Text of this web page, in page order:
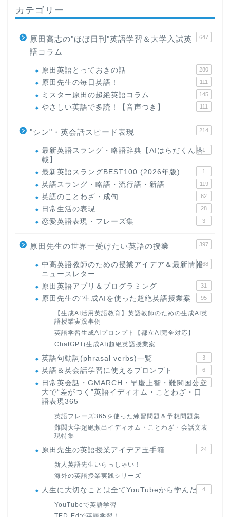
カテゴリー
原田高志の"ほぼ日刊"英語学習＆大学入試英
語コラム
647
原田英語とっておきの話 280
原田先生の毎日英語！ 111
ミスター原田の超絶英語コラム 145
やさしい英語で多読！【音声つき】 111
"シン"・英会話スピード表現 214
最新英語スラング・略語辞典【AIはらだくん搭
載】
1
最新英語スラングBEST100 (2026年版) 1
英語スラング・略語・流行語・新語 119
英語のことわざ・成句 62
日常生活の表現 28
恋愛英語表現・フレーズ集 3
原田先生の世界一受けたい英語の授業 397
中高英語教師のための授業アイデア＆最新情報
ニュースレター
168
原田英語アプリ＆プログラミング 31
原田先生の"生成AIを使った超絶英語授業案 95
【生成AI活用英語教育】英語教師のための生成AI英
語授業実践事例
英語学習生成AIプロンプト【都立AI完全対応】
ChatGPT(生成AI)超絶英語授業案
英語句動詞(phrasal verbs)一覧 3
英語＆英会話学習に使えるプロンプト 6
日常英会話・GMARCH・早慶上智・難関国公立
大で“差がつく”英語イディオム・ことわざ・口
語表現365
22
英語フレーズ365を使った練習問題＆予想問題集
難関大学超絶頻出イディオム・ことわざ・会話文表
現特集
原田先生の英語授業アイデア玉手箱 24
新人英語先生いらっしゃい！
海外の英語授業実践シリーズ
人生に大切なことは全てYouTubeから学んだ 4
YouTubeで英語学習